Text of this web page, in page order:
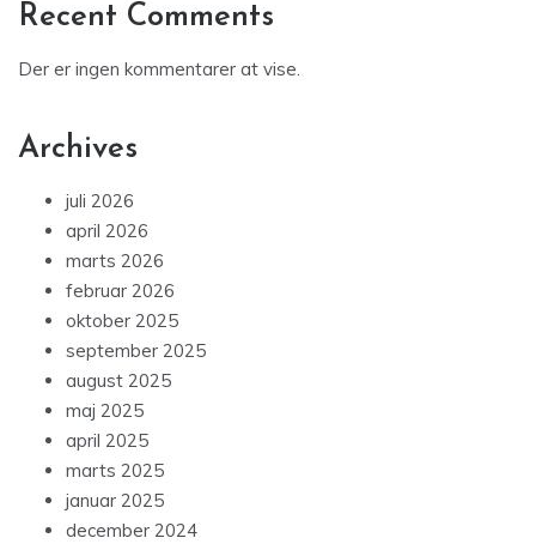
Recent Comments
Der er ingen kommentarer at vise.
Archives
juli 2026
april 2026
marts 2026
februar 2026
oktober 2025
september 2025
august 2025
maj 2025
april 2025
marts 2025
januar 2025
december 2024